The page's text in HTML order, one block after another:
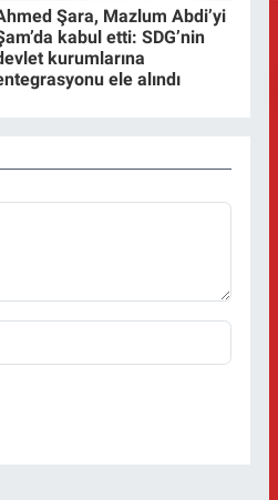
Şara, Mazlum Abdi’yi
kabul etti: SDG’nin
kurumlarına
ele alındı